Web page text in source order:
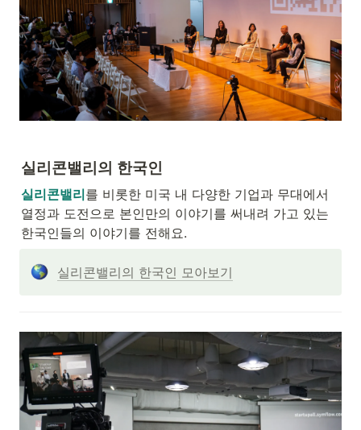
실리콘밸리의 한국인
실리콘밸리를 비롯한 미국 내 다양한 기업과 무대에서
열정과 도전으로 본인만의 이야기를 써내려 가고 있는
한국인들의 이야기를 전해요.
실리콘밸리의 한국인 모아보기